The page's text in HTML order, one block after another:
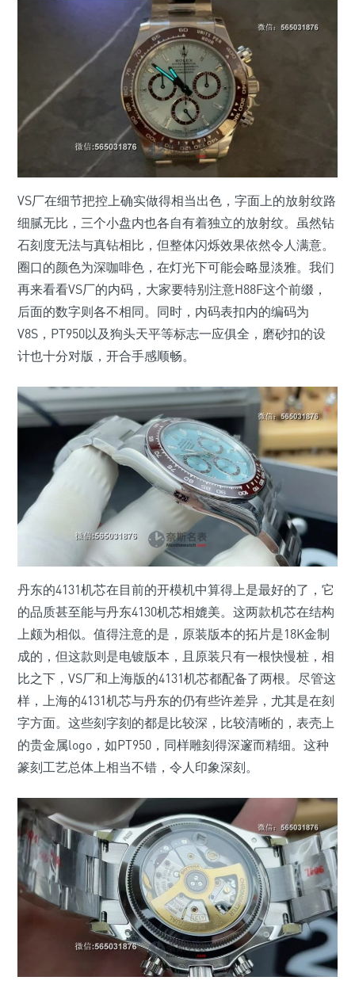
VS厂在细节把控上确实做得相当出色，字面上的放射纹路
细腻无比，三个小盘内也各自有着独立的放射纹。虽然钻
石刻度无法与真钻相比，但整体闪烁效果依然令人满意。
圈口的颜色为深咖啡色，在灯光下可能会略显淡雅。我们
再来看看VS厂的内码，大家要特别注意H88F这个前缀，
后面的数字则各不相同。同时，内码表扣内的编码为
V8S，PT950以及狗头天平等标志一应俱全，磨砂扣的设
计也十分对版，开合手感顺畅。
丹东的4131机芯在目前的开模机中算得上是最好的了，它
的品质甚至能与丹东4130机芯相媲美。这两款机芯在结构
上颇为相似。值得注意的是，原装版本的拓片是18K金制
成的，但这款则是电镀版本，且原装只有一根快慢桩，相
比之下，VS厂和上海版的4131机芯都配备了两根。尽管这
样，上海的4131机芯与丹东的仍有些许差异，尤其是在刻
字方面。这些刻字刻的都是比较深，比较清晰的，表壳上
的贵金属logo，如PT950，同样雕刻得深邃而精细。这种
篆刻工艺总体上相当不错，令人印象深刻。